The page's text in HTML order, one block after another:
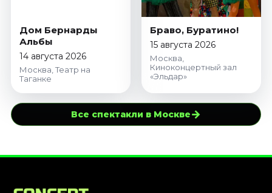
Дом Бернарды
Альбы
14 августа 2026
Москва, Театр на
Таганке
Браво, Буратино!
15 августа 2026
Москва,
Киноконцертный зал
«Эльдар»
Все спектакли в Москве→